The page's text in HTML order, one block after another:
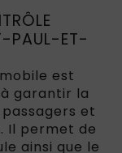
PAUL-ET-
est
garantir la
et
Il permet de
ainsi que le